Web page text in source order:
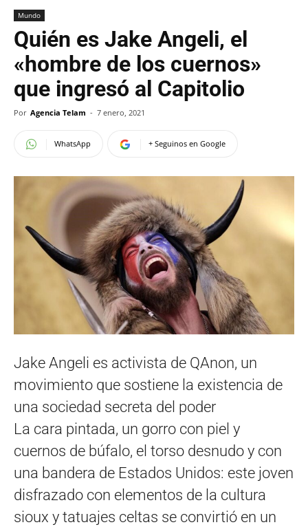
Mundo
Quién es Jake Angeli, el
«hombre de los cuernos»
que ingresó al Capitolio
Por Agencia Telam - 7 enero, 2021
WhatsApp + Seguinos en Google
Jake Angeli es activista de QAnon, un
movimiento que sostiene la existencia de
una sociedad secreta del poder
La cara pintada, un gorro con piel y
cuernos de búfalo, el torso desnudo y con
una bandera de Estados Unidos: este joven
disfrazado con elementos de la cultura
sioux y tatuajes celtas se convirtió en un